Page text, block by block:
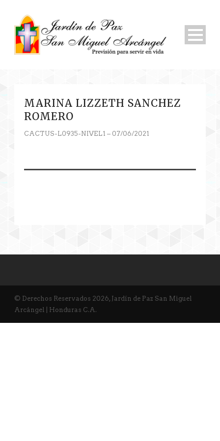
MARINA LIZZETH SANCHEZ
ROMERO
CACTUS-L0935-NIVEL1 – 07/06/2021
© Derechos Reservados 2026, Jardín de Paz San Miguel
Arcángel | Honduras C.A.